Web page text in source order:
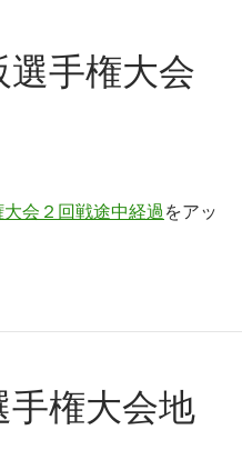
手権大会
会２回戦途中経過 をアッ
手権大会地